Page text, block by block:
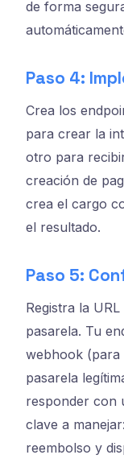
de forma
Paso 4:
Crea los
para crear la
otro para
creación de
crea el cargo
el resultado.
Paso 5:
Registra la
pasarela. Tu
webhook (para
pasarela
responder con
clave a
reembolso y